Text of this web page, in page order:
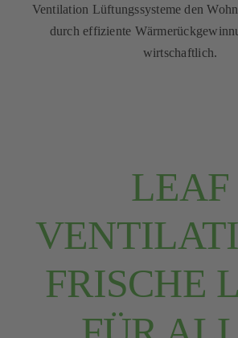
Ventilation Lüftungssysteme den
durch effiziente
wirtschaftlich.
LEAF
FRISCHE